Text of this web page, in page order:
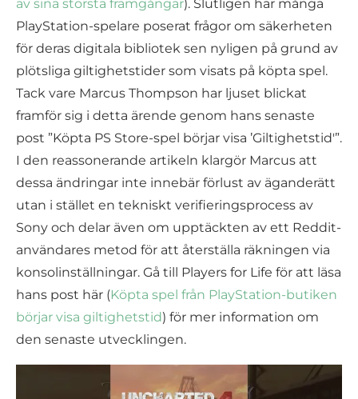
av sina största framgångar). Slutligen har många
PlayStation-spelare poserat frågor om säkerheten
för deras digitala bibliotek sen nyligen på grund av
plötsliga giltighetstider som visats på köpta spel.
Tack vare Marcus Thompson har ljuset blickat
framför sig i detta ärende genom hans senaste
post ”Köpta PS Store-spel börjar visa ’Giltighetstid'”.
I den reassonerande artikeln klargör Marcus att
dessa ändringar inte innebär förlust av äganderätt
utan i stället en tekniskt verifieringsprocess av
Sony och delar även om upptäckten av ett Reddit-
användares metod för att återställa räkningen via
konsolinställningar. Gå till Players for Life för att läsa
hans post här (Köpta spel från PlayStation-butiken
börjar visa giltighetstid) för mer information om
den senaste utvecklingen.